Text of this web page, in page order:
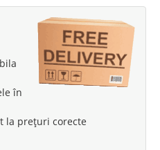
în
la prețuri corecte